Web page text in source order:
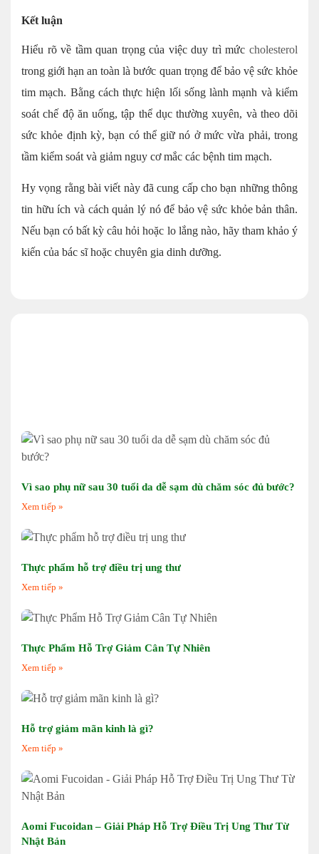
Kết luận
Hiểu rõ về tầm quan trọng của việc duy trì mức cholesterol
trong giới hạn an toàn là bước quan trọng để bảo vệ sức khỏe
tim mạch. Bằng cách thực hiện lối sống lành mạnh và kiểm
soát chế độ ăn uống, tập thể dục thường xuyên, và theo dõi
sức khỏe định kỳ, bạn có thể giữ nó ở mức vừa phải, trong
tầm kiểm soát và giảm nguy cơ mắc các bệnh tim mạch.
Hy vọng rằng bài viết này đã cung cấp cho bạn những thông
tin hữu ích và cách quản lý nó để bảo vệ sức khỏe bản thân.
Nếu bạn có bất kỳ câu hỏi hoặc lo lắng nào, hãy tham khảo ý
kiến của bác sĩ hoặc chuyên gia dinh dưỡng.
Vì sao phụ nữ sau 30 tuổi da dễ sạm dù chăm sóc đủ bước?
Xem tiếp »
Thực phẩm hỗ trợ điều trị ung thư
Xem tiếp »
Thực Phẩm Hỗ Trợ Giảm Cân Tự Nhiên
Xem tiếp »
Hỗ trợ giảm mãn kinh là gì?
Xem tiếp »
Aomi Fucoidan – Giải Pháp Hỗ Trợ Điều Trị Ung Thư Từ
Nhật Bản